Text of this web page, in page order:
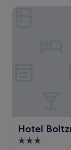
Hotel
Hotel
3.0-